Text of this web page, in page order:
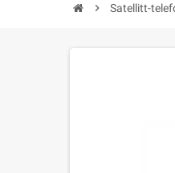
chevron_right Satellitt-